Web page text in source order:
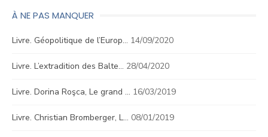
À NE PAS MANQUER
Livre. Géopolitique de l’Europ… 14/09/2020
Livre. L’extradition des Balte… 28/04/2020
Livre. Dorina Roşca, Le grand … 16/03/2019
Livre. Christian Bromberger, L… 08/01/2019